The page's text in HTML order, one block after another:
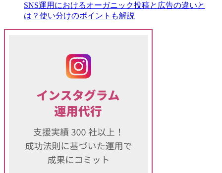
SNS運用におけるオーガニック投稿と広告の違いと
は？使い分けのポイントも解説